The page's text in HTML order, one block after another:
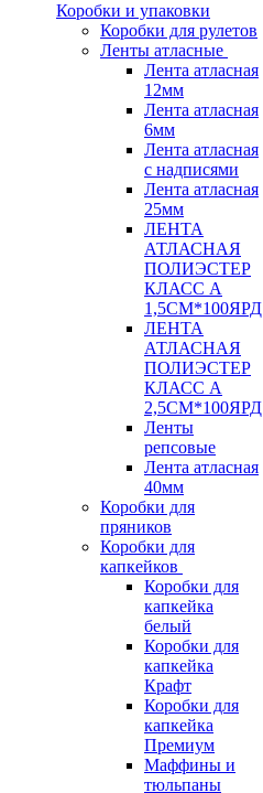
Коробки и упаковки
Коробки для рулетов
Ленты атласные
Лента атласная
12мм
Лента атласная
6мм
Лента атласная
с надписями
Лента атласная
25мм
ЛЕНТА
АТЛАСНАЯ
ПОЛИЭСТЕР
КЛАСС А
1,5СМ*100ЯРД
ЛЕНТА
АТЛАСНАЯ
ПОЛИЭСТЕР
КЛАСС А
2,5СМ*100ЯРД
Ленты
репсовые
Лента атласная
40мм
Коробки для
пряников
Коробки для
капкейков
Коробки для
капкейка
белый
Коробки для
капкейка
Крафт
Коробки для
капкейка
Премиум
Маффины и
тюльпаны